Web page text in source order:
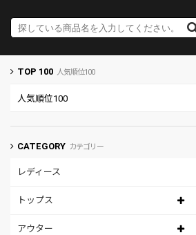
TOP 100 人気順位100
人気順位100
CATEGORY カテゴリー
レディース
トップス
アウター